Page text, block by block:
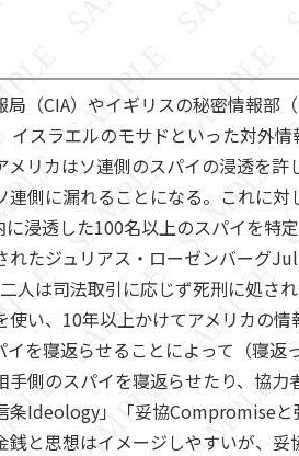
（CIA）やイギリスの秘密情報部
イスラエルのモサドといった対外
リカはソ連側のスパイの浸透を許
側に漏れることになる。これに
浸透した100名以上のスパイを特
れたジュリアス・ローゼンバーグ
は司法取引に応じず死刑に処さ
い、10年以上かけてアメリカの
を寝返らせることによって（寝
側のスパイを寝返らせたり、協
条Ideology」「妥協Compromise
と思想はイメージしやすいが、